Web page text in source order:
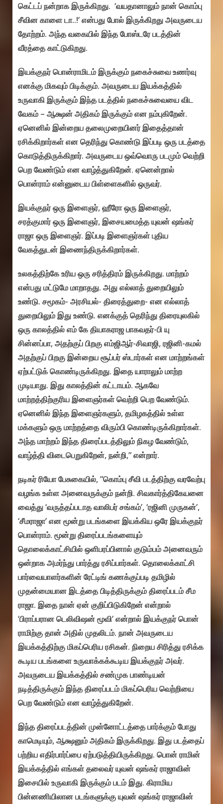
கெட்டப் நன்றாக இருக்கிறது. ‘வயதானாலும் நான் கொம்பு
சீவின காளை டா..!’ என்பது போல் இருக்கிறது அவருடைய
தோற்றம். அந்த வகையில் இந்த போஸ்டரே படத்தின்
வீரத்தை காட்டுகிறது.
இயக்குநர் பொன்ராமிடம் இருக்கும் நகைச்சுவை உணர்வு
எனக்கு மிகவும் பிடிக்கும். அவருடைய இயக்கத்தில்
உருவாகி இருக்கும் இந்த படத்தில் நகைச்சுவையை விட
வேகம் – ஆக்ஷன் அதிகம் இருக்கும் என நம்புகிறேன்.
ஏனெனில் இன்றைய தலைமுறையினர் இதைத்தான்
ரசிக்கிறார்கள் என தெரிந்து கொண்டு இப்படி ஒரு படத்தை
கொடுத்திருக்கிறார். அவருடைய ஒவ்வொரு படமும் வெற்றி
பெற வேண்டும் என வாழ்த்துகிறேன். ஏனென்றால்
பொன்ராம் என்னுடைய பிள்ளைகளில் ஒருவர்.
இயக்குநர் ஒரு இளைஞர், ஹீரோ ஒரு இளைஞர்,
சரத்குமார் ஒரு இளைஞர், இசையமைத்த யுவன் ஷங்கர்
ராஜா ஒரு இளைஞர். இப்படி இளைஞர்கள் புதிய
வேகத்துடன் இணைந்திருக்கிறார்கள்.
உலகத்திற்கே உரிய ஒரு சரித்திரம் இருக்கிறது. மாற்றம்
என்பது மட்டுமே மாறாதது. அது எல்லாத் துறையிலும்
உண்டு. சமூகம்- அரசியல்- திரைத்துறை- என எல்லாத்
துறையிலும் இது உண்டு. எனக்குத் தெரிந்து திரையுலகில்
ஒரு காலத்தில் எம் கே தியாகராஜ பாகவதர்-பி யு
சின்னப்பா, அதற்குப் பிறகு எம்ஜிஆர்-சிவாஜி, ரஜினி-கமல்
அதற்குப் பிறகு இன்றைய சூப்பர் ஸ்டார்கள் என மாற்றங்கள்
ஏற்பட்டுக் கொண்டிருக்கிறது. இதை யாராலும் மாற்ற
முடியாது. இது காலத்தின் கட்டாயம். ஆகவே
மாற்றத்திற்குரிய இளைஞர்கள் வெற்றி பெற வேண்டும்.
ஏனெனில் இந்த இளைஞர்களும், தமிழகத்தில் உள்ள
மக்களும் ஒரு மாற்றத்தை விரும்பி கொண்டிருக்கிறார்கள்.
அந்த மாற்றம் இந்த திரைப்படத்திலும் நிகழ வேண்டும்,
வாழ்த்தி விடைபெறுகிறேன், நன்றி,” என்றார்.
நடிகர் ரியோ பேசுகையில், ”கொம்பு சீவி படத்திற்கு வரவேற்பு
வழங்க உள்ள அனைவருக்கும் நன்றி. சிவகார்த்திகேயனை
வைத்து ‘வருத்தப்படாத வாலிபர் சங்கம்’, ‘ரஜினி முருகன்’,
‘சீமராஜா’ என மூன்று படங்களை இயக்கிய ஒரே இயக்குநர்
பொன்ராம். மூன்று திரைப்படங்களையும்
தொலைக்காட்சியில் ஒளிபரப்பினால் குடும்பம் அனைவரும்
ஒன்றாக அமர்ந்து பார்த்து ரசிப்பார்கள். தொலைக்காட்சி
பார்வையாளர்களின் ரேட்டிங் கணக்குப்படி தமிழில்
முதன்மையான இடத்தை பிடித்திருக்கும் திரைப்படம் சீம
ராஜா. இதை நான் ஏன் குறிப்பிடுகிறேன் என்றால்
‘பிராப்பரான டெலிவிஷன் மூவி’ என்றால் இயக்குநர் பொன்
ராமிற்கு தான் அதில் முதலிடம். நான் அவருடைய
இயக்கத்திற்கு மிகப்பெரிய ரசிகன். நிறைய சிரித்து ரசிக்க
கூடிய படங்களை உருவாக்கக்கூடிய இயக்குநர் அவர்.
அவருடைய இயக்கத்தில் சண்முக பாண்டியன்
நடித்திருக்கும் இந்த திரைப்படம் மிகப்பெரிய வெற்றியை
பெற வேண்டும் என வாழ்த்துகிறேன்.
இந்த திரைப்படத்தின் முன்னோட்டத்தை பார்க்கும் போது
காமெடியும், ஆக்ஷனும் அதிகம் இருக்கிறது. இது படத்தைப்
பற்றிய எதிர்பார்ப்பை ஏற்படுத்தியிருக்கிறது. பொன் ராமின்
இயக்கத்தில் எங்கள் தலைவர் யுவன் ஷங்கர் ராஜாவின்
இசையில் உருவாகி இருக்கும் படம் இது. கிராமிய
பின்னணியிலான படங்களுக்கு யுவன் ஷங்கர் ராஜாவின்